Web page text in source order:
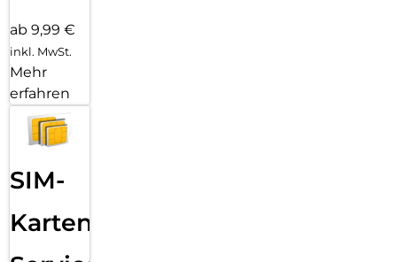
ab 9,99 €
inkl. MwSt.
Mehr
erfahren
SIM-
Karten